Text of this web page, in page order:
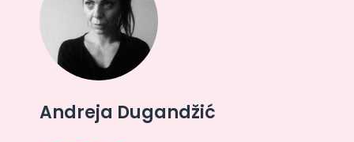
Andreja Dugandžić